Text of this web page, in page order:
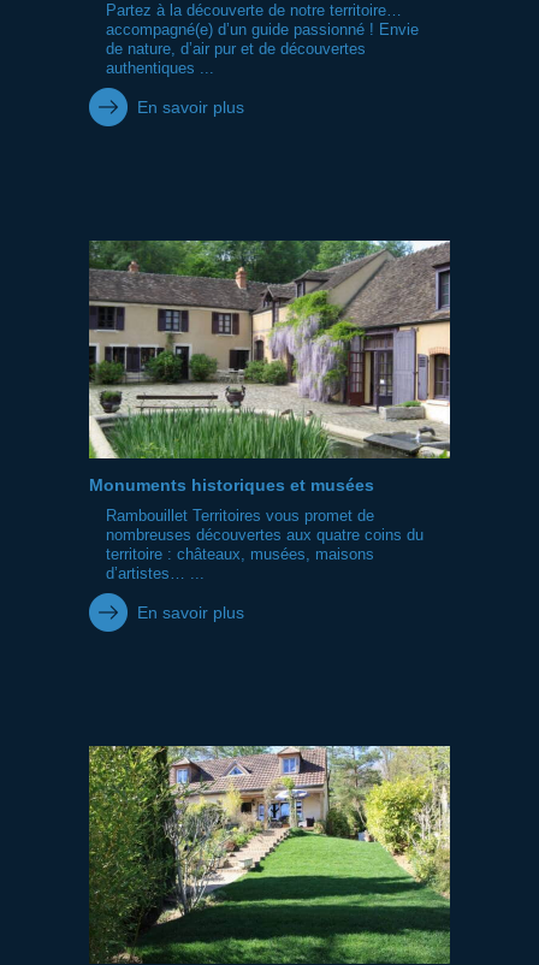
Partez à la découverte de notre territoire…
accompagné(e) d’un guide passionné ! Envie
de nature, d’air pur et de découvertes
authentiques ...
En savoir plus
Monuments historiques et musées
Rambouillet Territoires vous promet de
nombreuses découvertes aux quatre coins du
territoire : châteaux, musées, maisons
d’artistes… ...
En savoir plus